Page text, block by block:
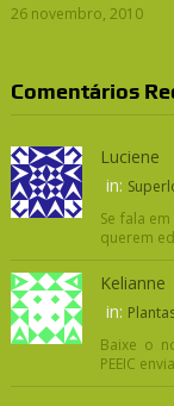
26 novembro, 2010
Comentários
in:
Se fala
querem
in:
Baixe o
PEEIC